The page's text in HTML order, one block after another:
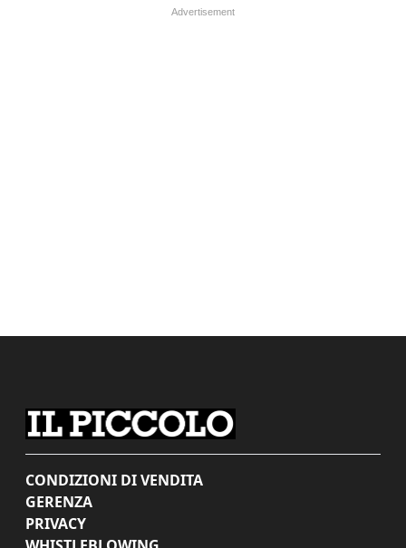
CONDIZIONI DI VENDITA
GERENZA
PRIVACY